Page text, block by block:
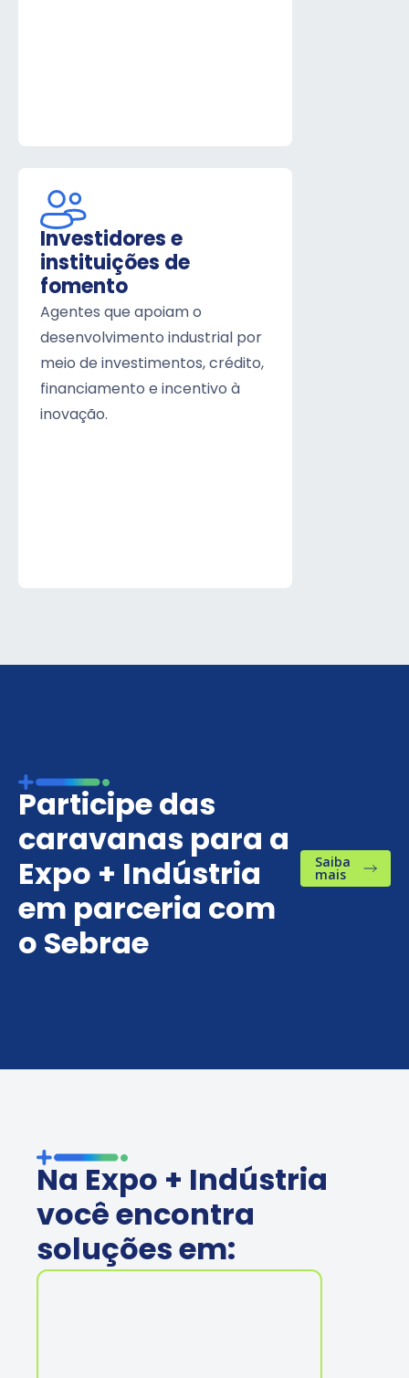
Investidores e
instituições de
fomento
Agentes que apoiam o
desenvolvimento industrial por
meio de investimentos, crédito,
financiamento e incentivo à
inovação.
Participe das
caravanas para a
Expo + Indústria
em parceria com
o Sebrae
Saiba
mais
Na Expo + Indústria
você encontra
soluções em: